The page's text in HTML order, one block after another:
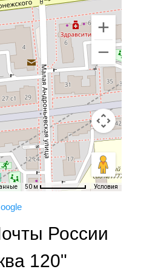
50 м Условия
России
120"